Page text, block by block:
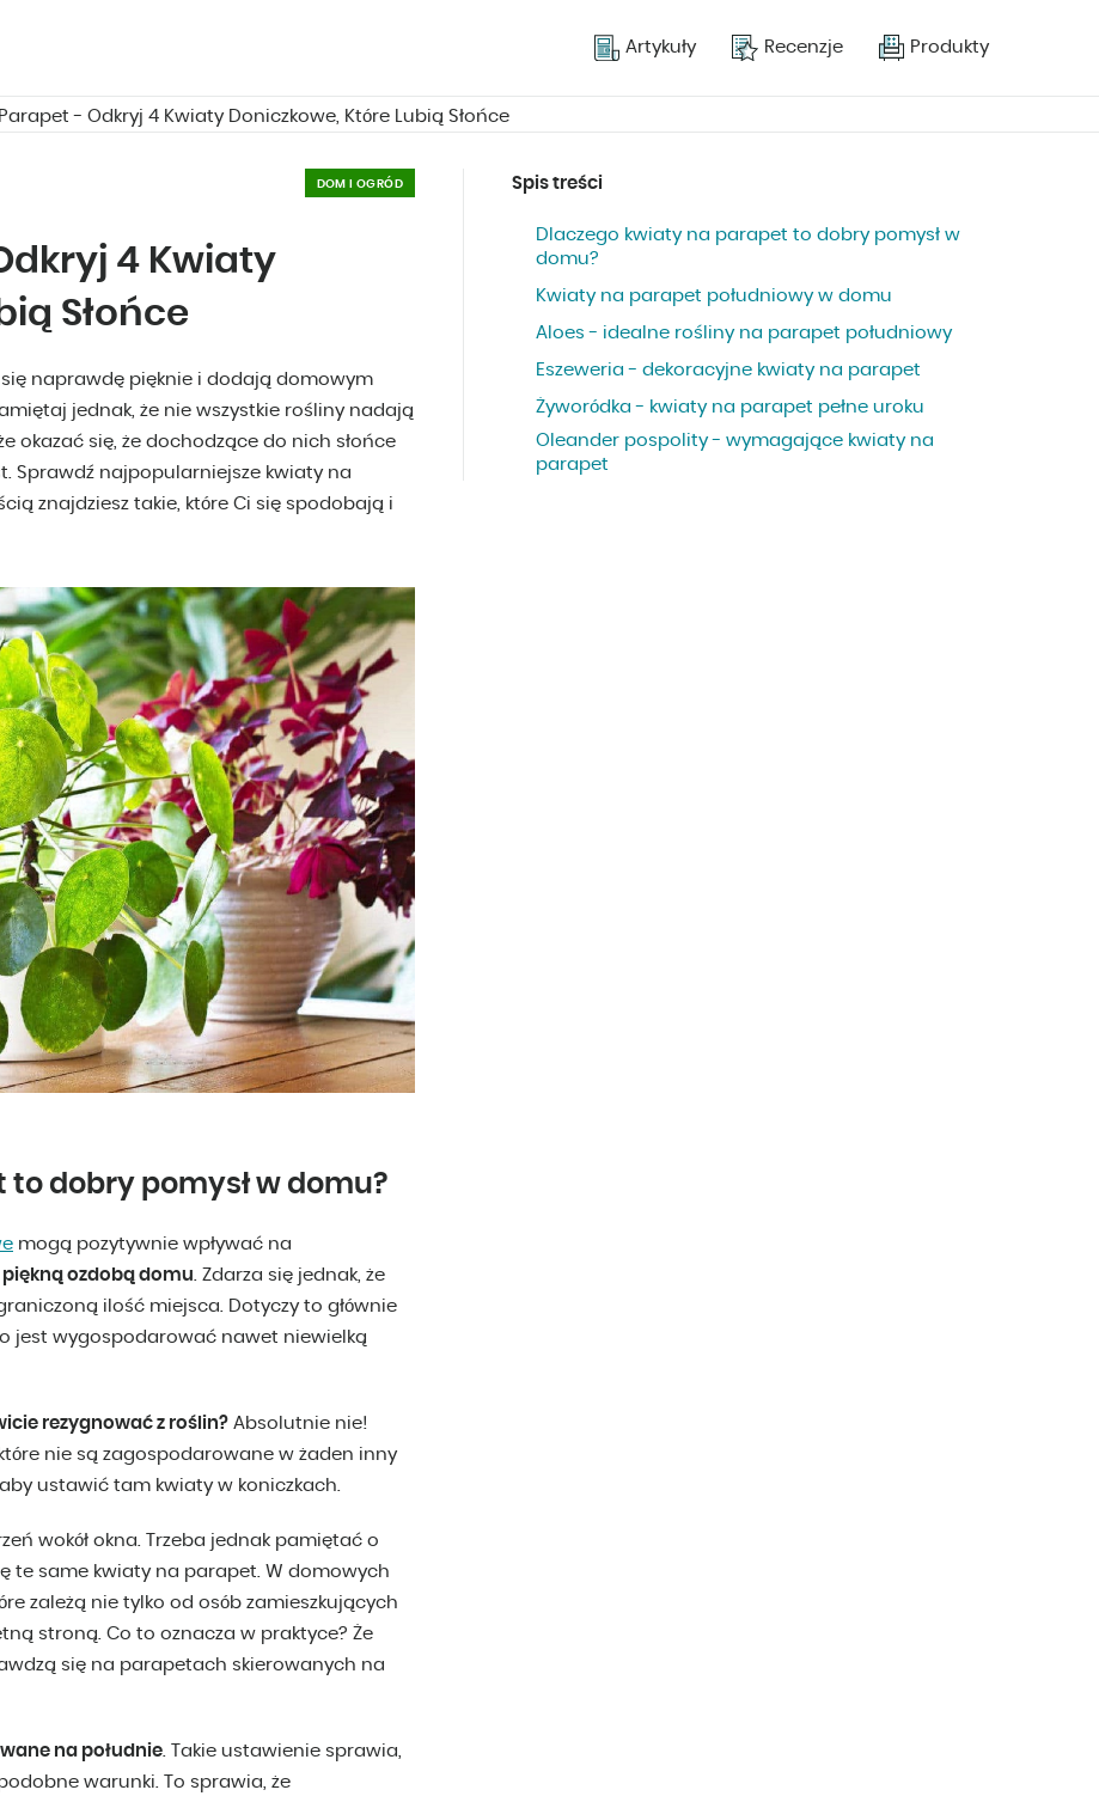
Artykuły Recenzje Produkty
- Odkryj 4 Kwiaty Doniczkowe, Które Lubią Słońce
DOM I OGRÓD
4 Kwiaty
Słońce
naprawdę pięknie i dodają domowym
jednak, że nie wszystkie rośliny nadają
okazać się, że dochodzące do nich słońce
Sprawdź najpopularniejsze kwiaty na
znajdziesz takie, które Ci się spodobają i
dobry pomysł w domu?
mogą pozytywnie wpływać na
piękną ozdobą domu. Zdarza się jednak, że
ilość miejsca. Dotyczy to głównie
jest wygospodarować nawet niewielką
rezygnować z roślin? Absolutnie nie!
nie są zagospodarowane w żaden inny
ustawić tam kwiaty w koniczkach.
wokół okna. Trzeba jednak pamiętać o
te same kwiaty na parapet. W domowych
zależą nie tylko od osób zamieszkujących
stroną. Co to oznacza w praktyce? Że
się na parapetach skierowanych na
na południe. Takie ustawienie sprawia,
warunki. To sprawia, że
Spis treści
Dlaczego kwiaty na parapet to dobry pomysł w
domu?
Kwiaty na parapet południowy w domu
Aloes - idealne rośliny na parapet południowy
Eszeweria - dekoracyjne kwiaty na parapet
Żyworódka - kwiaty na parapet pełne uroku
Oleander pospolity - wymagające kwiaty na
parapet